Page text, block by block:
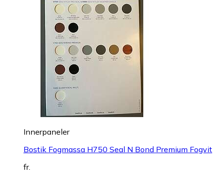
Innerpaneler
Bostik Fogmassa H750 Seal N Bond Premium Fogvit
fr.